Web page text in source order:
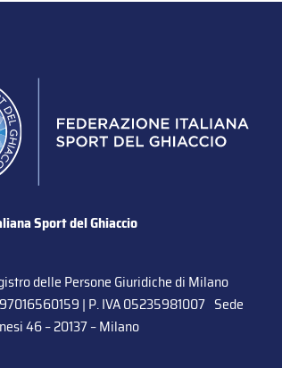
Sport del Ghiaccio
delle Persone Giuridiche di Milano
| P. IVA 05235981007 Sede
46 – 20137 – Milano